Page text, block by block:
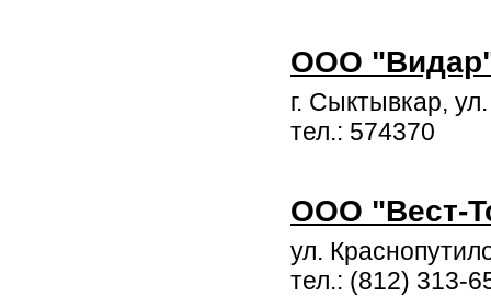
ООО
г. Сыктывкар,
тел.: 574370
ООО "Вест-
ул.
тел.: (812) 313-